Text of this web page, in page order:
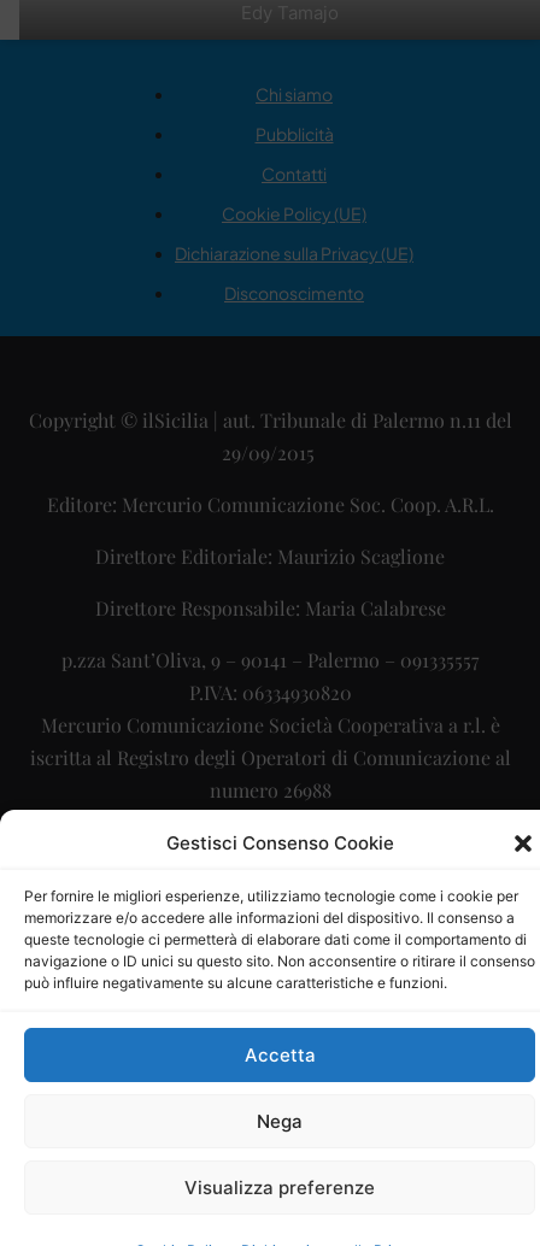
Gestisci Consenso Cookie
Per fornire le migliori esperienze, utilizziamo tecnologie come i cookie per
memorizzare e/o accedere alle informazioni del dispositivo. Il consenso a
queste tecnologie ci permetterà di elaborare dati come il comportamento di
navigazione o ID unici su questo sito. Non acconsentire o ritirare il consenso
può influire negativamente su alcune caratteristiche e funzioni.
Accetta
Nega
Visualizza preferenze
Edy Tamajo
Chi siamo
Pubblicità
Contatti
Cookie Policy (UE)
Dichiarazione sulla Privacy (UE)
Disconoscimento
Copyright © ilSicilia | aut. Tribunale di Palermo n.11 del
29/09/2015
Editore: Mercurio Comunicazione Soc. Coop. A.R.L.
Direttore Editoriale: Maurizio Scaglione
Direttore Responsabile: Maria Calabrese
p.zza Sant’Oliva, 9 – 90141 – Palermo – 091335557
P.IVA: 06334930820
Mercurio Comunicazione Società Cooperativa a r.l. è
iscritta al Registro degli Operatori di Comunicazione al
numero 26988
Sito gestito daLa Digitale srl–info@ladigitale.it